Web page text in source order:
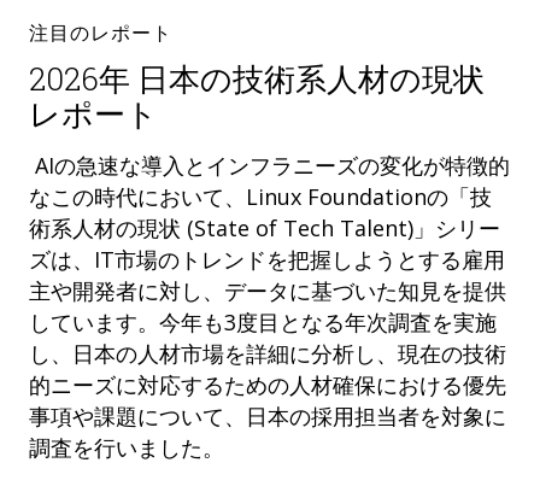
注目のレポート
2026年 日本の技術系人材の現状
レポート
AIの急速な導入とインフラニーズの変化が特徴的
なこの時代において、Linux Foundationの「技
術系人材の現状 (State of Tech Talent)」シリー
ズは、IT市場のトレンドを把握しようとする雇用
主や開発者に対し、データに基づいた知見を提供
しています。今年も3度目となる年次調査を実施
し、日本の人材市場を詳細に分析し、現在の技術
的ニーズに対応するための人材確保における優先
事項や課題について、日本の採用担当者を対象に
調査を行いました。